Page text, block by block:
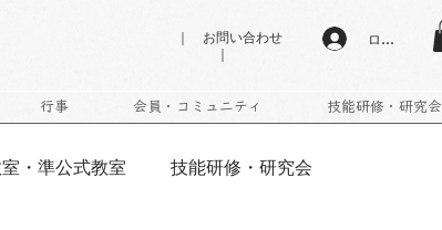
｜ お問い合わせ
｜
ログイン
行事 会員・コミュニティ 技能研修・研究会
・準公式教室 技能研修・研究会